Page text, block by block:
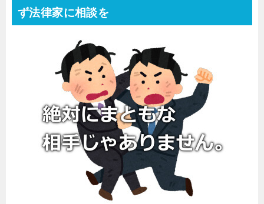
ず法律家に相談を